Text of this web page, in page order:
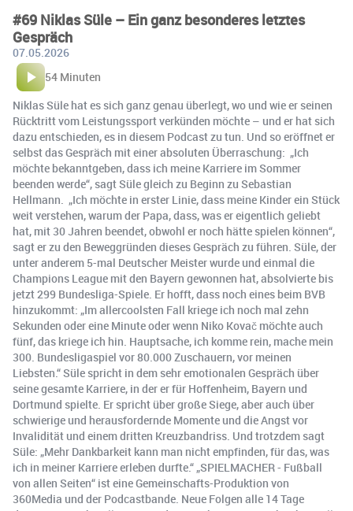
#69 Niklas Süle – Ein ganz besonderes letztes
Gespräch
07.05.2026
54 Minuten
Niklas Süle hat es sich ganz genau überlegt, wo und wie er seinen
Rücktritt vom Leistungssport verkünden möchte – und er hat sich
dazu entschieden, es in diesem Podcast zu tun. Und so eröffnet er
selbst das Gespräch mit einer absoluten Überraschung: „Ich
möchte bekanntgeben, dass ich meine Karriere im Sommer
beenden werde“, sagt Süle gleich zu Beginn zu Sebastian
Hellmann. „Ich möchte in erster Linie, dass meine Kinder ein Stück
weit verstehen, warum der Papa, dass, was er eigentlich geliebt
hat, mit 30 Jahren beendet, obwohl er noch hätte spielen können“,
sagt er zu den Beweggründen dieses Gespräch zu führen. Süle, der
unter anderem 5-mal Deutscher Meister wurde und einmal die
Champions League mit den Bayern gewonnen hat, absolvierte bis
jetzt 299 Bundesliga-Spiele. Er hofft, dass noch eines beim BVB
hinzukommt: „Im allercoolsten Fall kriege ich noch mal zehn
Sekunden oder eine Minute oder wenn Niko Kovač möchte auch
fünf, das kriege ich hin. Hauptsache, ich komme rein, mache mein
300. Bundesligaspiel vor 80.000 Zuschauern, vor meinen
Liebsten.“ Süle spricht in dem sehr emotionalen Gespräch über
seine gesamte Karriere, in der er für Hoffenheim, Bayern und
Dortmund spielte. Er spricht über große Siege, aber auch über
schwierige und herausfordernde Momente und die Angst vor
Invalidität und einem dritten Kreuzbandriss. Und trotzdem sagt
Süle: „Mehr Dankbarkeit kann man nicht empfinden, für das, was
ich in meiner Karriere erleben durfte.“ „SPIELMACHER - Fußball
von allen Seiten“ ist eine Gemeinschafts-Produktion von
360Media und der Podcastbande. Neue Folgen alle 14 Tage